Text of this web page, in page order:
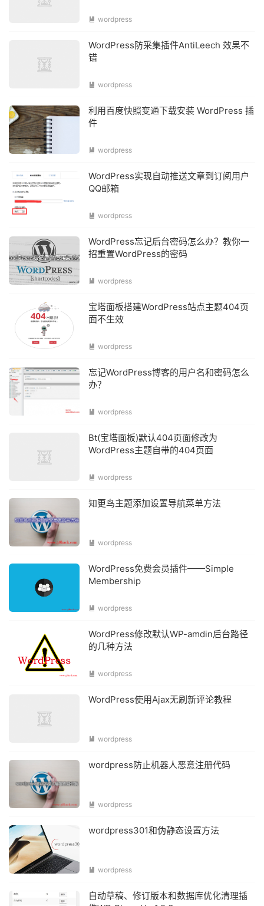
 wordpress
WordPress防采集插件AntiLeech 效果不
错
 wordpress
利用百度快照变通下载安装 WordPress 插
件
 wordpress
WordPress实现自动推送文章到订阅用户
QQ邮箱
 wordpress
WordPress忘记后台密码怎么办？教你一
招重置WordPress的密码
 wordpress
宝塔面板搭建WordPress站点主题404页
面不生效
 wordpress
忘记WordPress博客的用户名和密码怎么
办？
 wordpress
Bt(宝塔面板)默认404页面修改为
WordPress主题自带的404页面
 wordpress
知更鸟主题添加设置导航菜单方法
 wordpress
WordPress免费会员插件——Simple
Membership
 wordpress
WordPress修改默认WP-amdin后台路径
的几种方法
 wordpress
WordPress使用Ajax无刷新评论教程
 wordpress
wordpress防止机器人恶意注册代码
 wordpress
wordpress301和伪静态设置方法
 wordpress
自动草稿、修订版本和数据库优化清理插